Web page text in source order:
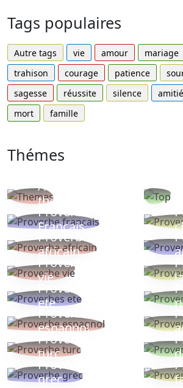
Tags populaires
Autre tags vie amour mariage
trahison
courage patience
sagesse
réussite silence amitié
mort
famille
Thémes
Autres
thèmes
Proverbe
Français
Proverbe
africain
Proverbe
vie
Proverbes
ete
Proverbe
espagnol
Proverbe
turc
Proverbe
grec